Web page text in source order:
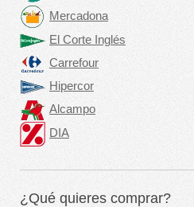
Mercadona
El Corte Inglés
Carrefour
Hipercor
Alcampo
DIA
¿Qué quieres comprar?